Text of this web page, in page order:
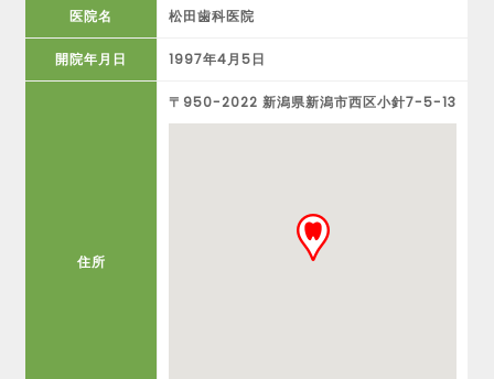
医院名 松田歯科医院
開院年月日 1997年4月5日
住所
〒950-2022 新潟県新潟市西区小針7-5-13